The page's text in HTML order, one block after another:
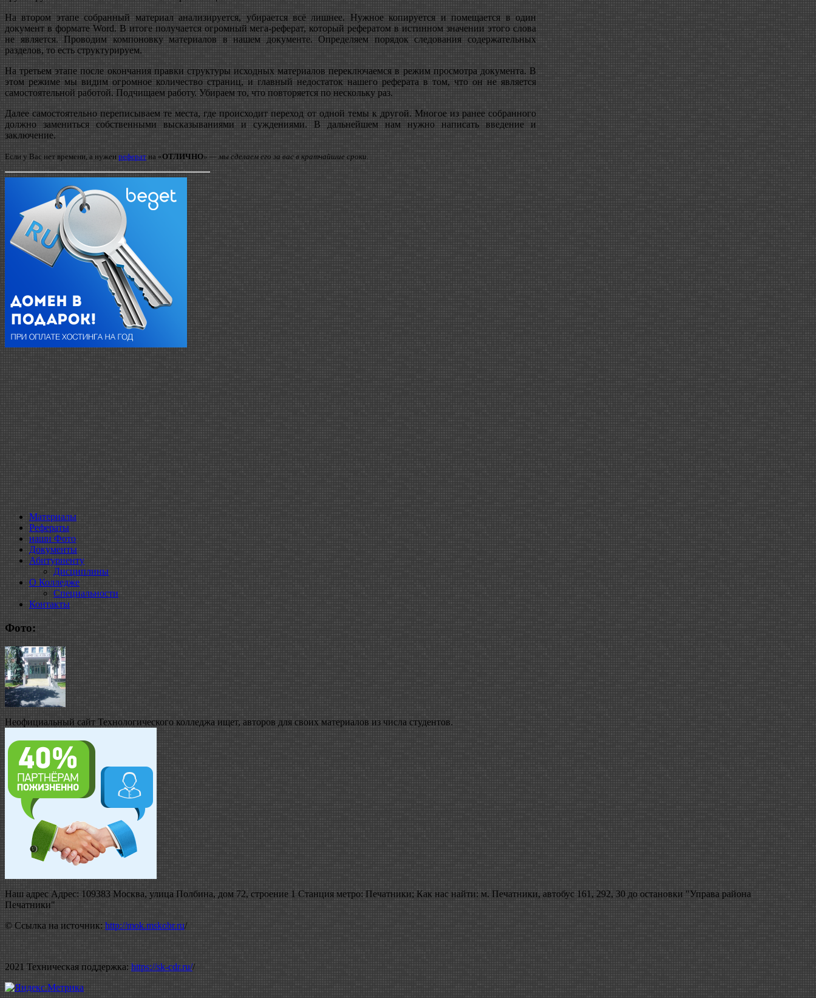
На втором этапе собранный материал анализируется, убирается всё лишнее. Нужное копируется и помещается в один
документ в формате Word. В итоге получается огромный мега-реферат, который рефератом в истинном значении этого слова
не является. Проводим компоновку материалов в нашем документе. Определяем порядок следования содержательных
разделов, то есть структурируем.
На третьем этапе после окончания правки структуры исходных материалов переключаемся в режим просмотра документа. В
этом режиме мы видим огромное количество страниц, и главный недостаток нашего реферата в том, что он не является
самостоятельной работой. Подчищаем работу. Убираем то, что повторяется по нескольку раз.
Далее самостоятельно переписываем те места, где происходит переход от одной темы к другой. Многое из ранее собранного
должно замениться собственными высказываниями и суждениями. В дальнейшем нам нужно написать введение и
заключение.
Если у Вас нет времени, а нужен реферат на «ОТЛИЧНО» — мы сделаем его за вас в кратчайшие сроки.
Материалы
Рефераты
наши Фото
Документы
Абитуриенту
Дисциплины
О Колледже
Специальности
Контакты
Фото:
Неофициальный сайт Технологического колледжа ищет, авторов для своих материалов из числа студентов.
Наш адрес Адрес: 109383 Москва, улица Полбина, дом 72, строение 1 Станция метро: Печатники; Как нас найти: м. Печатники, автобус 161, 292, 30 до остановки "Управа района
Печатники"
© Ссылка на источник: http://mok.mskobr.ru/
2021 Техническая поддержка: https://sk-cdr.ru//